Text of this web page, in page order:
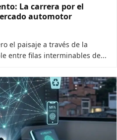
La carrera por el
automotor
el paisaje a través de la
entre filas interminables de...